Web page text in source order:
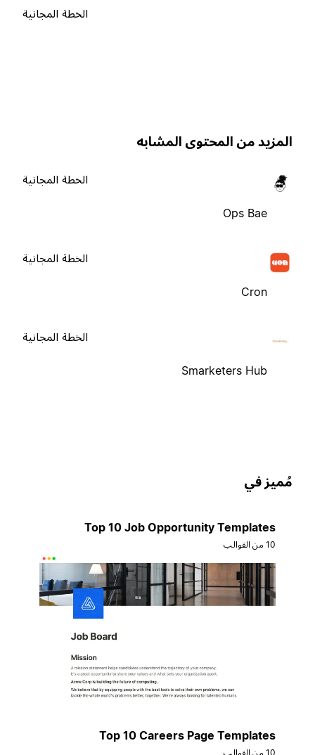
الخطة المجانية
من المحتوى المشابه
Ops Bae
الخطة المجانية
Cron
الخطة المجانية
Smarketers Hub
الخطة المجانية
في
Top 10 Job Opportunity Templates
Top 10 Careers Page Templates